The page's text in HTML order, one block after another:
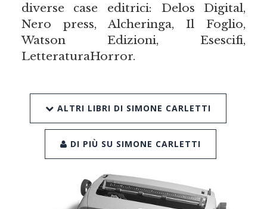
diverse case editrici: Delos Digital,
Nero press, Alcheringa, Il Foglio,
Watson Edizioni, Esescifi,
LetteraturaHorror.
ALTRI LIBRI DI SIMONE CARLETTI
DI PIÙ SU SIMONE CARLETTI